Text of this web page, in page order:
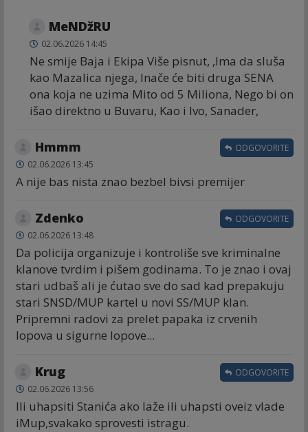
MeNDžRU
02.06.2026 14:45
Ne smije Baja i Ekipa Više pisnut, ,Ima da sluša
kao Mazalica njega, Inače će biti druga SENA
ona koja ne uzima Mito od 5 Miliona, Nego bi on
išao direktno u Buvaru, Kao i Ivo, Sanader,
Hmmm
02.06.2026 13:45
A nije bas nista znao bezbel bivsi premijer
ODGOVORITE
Zdenko
02.06.2026 13:48
Da policija organizuje i kontroliše sve kriminalne
klanove tvrdim i pišem godinama. To je znao i ovaj
stari udbaš ali je ćutao sve do sad kad prepakuju
stari SNSD/MUP kartel u novi SS/MUP klan.
Pripremni radovi za prelet papaka iz crvenih
lopova u sigurne lopove...
ODGOVORITE
Krug
02.06.2026 13:56
Ili uhapsiti Stanića ako laže ili uhapsti oveiz vlade
iMup,svakako sprovesti istragu.
ODGOVORITE